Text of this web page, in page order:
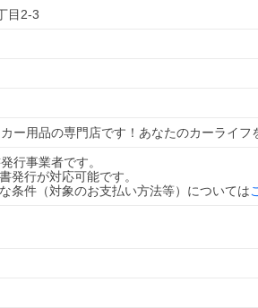
目2-3
ー用品の専門店です！あなたのカーライ
行事業者です。
発行が対応可能です。
条件（対象のお支払い方法等）については